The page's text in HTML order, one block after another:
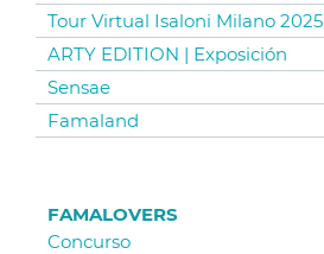
Tour Virtual Isaloni Milano 2025
ARTY EDITION | Exposición
Sensae
Famaland
FAMALOVERS
Concurso